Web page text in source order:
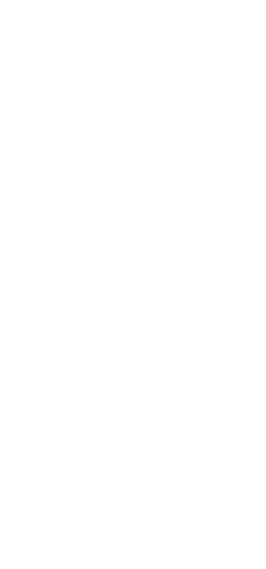
Cavete autem ab hominibus;
conciliis, et in synagogis suis
et ad praesides et ad reges
Cum autem tradent vos, nolite
quomodo aut quid loquamini;
Non enim vos estis, qui
Patris vestri, qui loquitur in
Tradet autem frater fratrem in
filium; et insurgent filii in
Et eritis odio omnibus propter
autem perseveraverit in finem,
Cum autem persequentur vos
fugite in aliam; amen enim dico
consummabitis civitates Israel,
Non est discipulus super